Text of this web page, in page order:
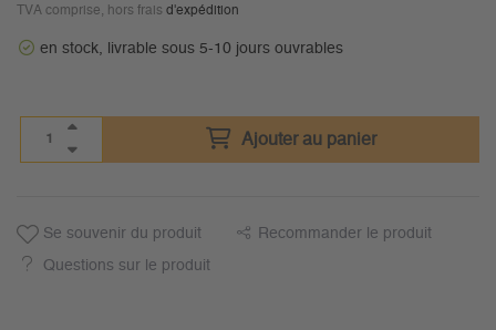
TVA comprise, hors frais d'expédition
en stock, livrable sous 5-10 jours ouvrables
Ajouter au panier
Se souvenir du produit Recommander le produit
Questions sur le produit